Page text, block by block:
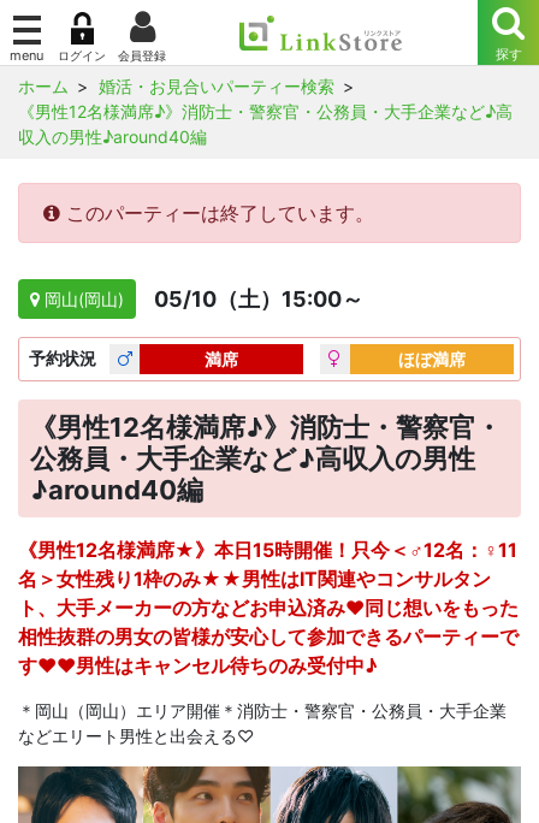
ホーム
婚活・お見合いパーティー検索
《男性12名様満席♪》消防士・警察官・公務員・大手企業など♪高
収入の男性♪around40編
このパーティーは終了しています。
岡山(岡山) 05/10（土）15:00～
予約状況 満席 ほぼ満席
《男性12名様満席♪》消防士・警察官・
公務員・大手企業など♪高収入の男性
♪around40編
《男性12名様満席★》本日15時開催！只今＜♂12名：♀11
名＞女性残り1枠のみ★★男性はIT関連やコンサルタン
ト、大手メーカーの方などお申込済み♥同じ想いをもった
相性抜群の男女の皆様が安心して参加できるパーティーで
す♥♥男性はキャンセル待ちのみ受付中♪
＊岡山（岡山）エリア開催＊消防士・警察官・公務員・大手企業
などエリート男性と出会える♡